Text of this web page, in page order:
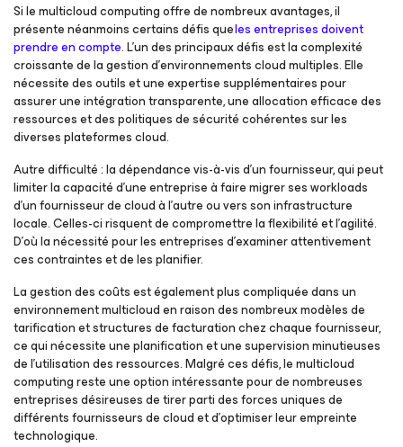
Si le multicloud computing offre de nombreux avantages, il
présente néanmoins certains défis queles entreprises doivent
prendre en compte. L’un des principaux défis est la complexité
croissante de la gestion d’environnements cloud multiples. Elle
nécessite des outils et une expertise supplémentaires pour
assurer une intégration transparente, une allocation efficace des
ressources et des politiques de sécurité cohérentes sur les
diverses plateformes cloud.
Autre difficulté : la dépendance vis-à-vis d’un fournisseur, qui peut
limiter la capacité d’une entreprise à faire migrer ses workloads
d’un fournisseur de cloud à l’autre ou vers son infrastructure
locale. Celles-ci risquent de compromettre la flexibilité et l’agilité.
D’où la nécessité pour les entreprises d’examiner attentivement
ces contraintes et de les planifier.
La gestion des coûts est également plus compliquée dans un
environnement multicloud en raison des nombreux modèles de
tarification et structures de facturation chez chaque fournisseur,
ce qui nécessite une planification et une supervision minutieuses
de l’utilisation des ressources. Malgré ces défis, le multicloud
computing reste une option intéressante pour de nombreuses
entreprises désireuses de tirer parti des forces uniques de
différents fournisseurs de cloud et d’optimiser leur empreinte
technologique.